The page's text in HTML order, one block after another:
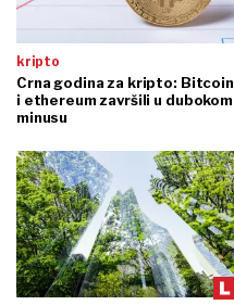
kripto
Crna godina za kripto: Bitcoin
i ethereum završili u dubokom
minusu